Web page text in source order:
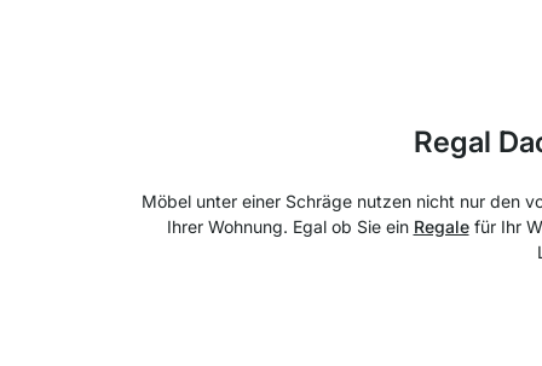
Regal
Möbel unter einer Schräge nutzen nicht nur den
Ihrer Wohnung. Egal ob Sie ein Regale für Ihr